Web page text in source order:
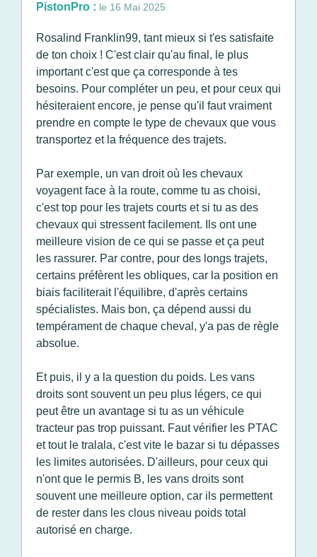
PistonPro : le 16 Mai 2025
Rosalind Franklin99, tant mieux si t'es satisfaite
de ton choix ! C'est clair qu'au final, le plus
important c'est que ça corresponde à tes
besoins. Pour compléter un peu, et pour ceux qui
hésiteraient encore, je pense qu'il faut vraiment
prendre en compte le type de chevaux que vous
transportez et la fréquence des trajets.
Par exemple, un van droit où les chevaux
voyagent face à la route, comme tu as choisi,
c'est top pour les trajets courts et si tu as des
chevaux qui stressent facilement. Ils ont une
meilleure vision de ce qui se passe et ça peut
les rassurer. Par contre, pour des longs trajets,
certains préfèrent les obliques, car la position en
biais faciliterait l'équilibre, d'après certains
spécialistes. Mais bon, ça dépend aussi du
tempérament de chaque cheval, y'a pas de règle
absolue.
Et puis, il y a la question du poids. Les vans
droits sont souvent un peu plus légers, ce qui
peut être un avantage si tu as un véhicule
tracteur pas trop puissant. Faut vérifier les PTAC
et tout le tralala, c'est vite le bazar si tu dépasses
les limites autorisées. D'ailleurs, pour ceux qui
n'ont que le permis B, les vans droits sont
souvent une meilleure option, car ils permettent
de rester dans les clous niveau poids total
autorisé en charge.